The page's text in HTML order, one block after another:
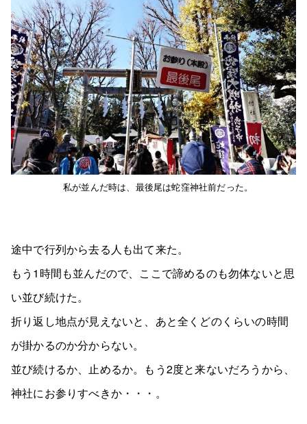
私が並んだ時は、最後尾は蛇窪神社前だった。
途中で行列から去る人も出て来た。
もう1時間も並んだので、ここで諦めるのも勿体ないと思
い並び続けた。
折り返し地点が見えないと、あと全くどのくらいの時間
が掛かるのか分からない。
並び続けるか、止めるか。もう2度と来ないだろうから、
神社にお参りすべきか・・・。